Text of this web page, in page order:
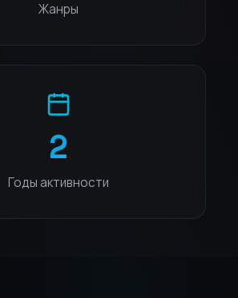
Жанры
2
Годы активности